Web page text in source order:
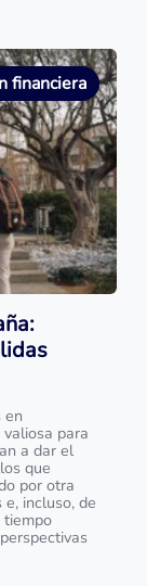
financiera
en
para
a dar el
que
por otra
incluso, de
tiempo